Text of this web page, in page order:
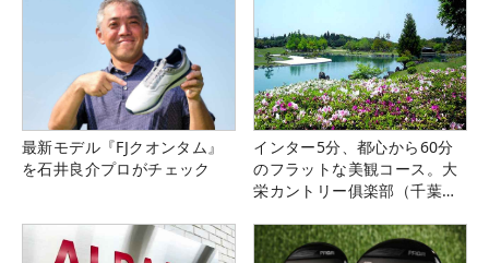
最新モデル『FJクオンタム』
を石井良介プロがチェック
インター5分、都心から60分
のフラットな美観コース。大
栄カントリー俱楽部（千葉